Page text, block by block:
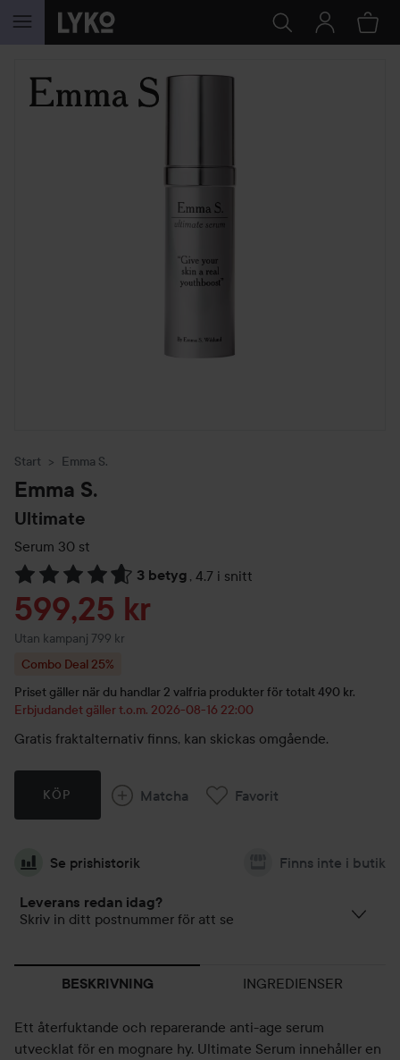
HOPPA TILL INNEHÅLLET
Start Emma S.
Emma S.
Ultimate
Serum 30 st
3 betyg , 4.7 i snitt
Hoppa till Betyg & kommentarer
Reapris
599,25 kr
Utan kampanj 799 kr
Combo Deal 25%
Priset gäller när du handlar 2 valfria produkter för totalt 490 kr.
Erbjudandet gäller t.o.m. 2026-08-16 22:00
Gratis fraktalternativ finns, kan skickas omgående.
KÖP Matcha Favorit
Se prishistorik Finns inte i butik
Leverans redan idag?
Skriv in ditt postnummer för att se
BESKRIVNING INGREDIENSER
Ett återfuktande och reparerande anti-age serum
utvecklat för en mognare hy. Ultimate Serum innehåller en